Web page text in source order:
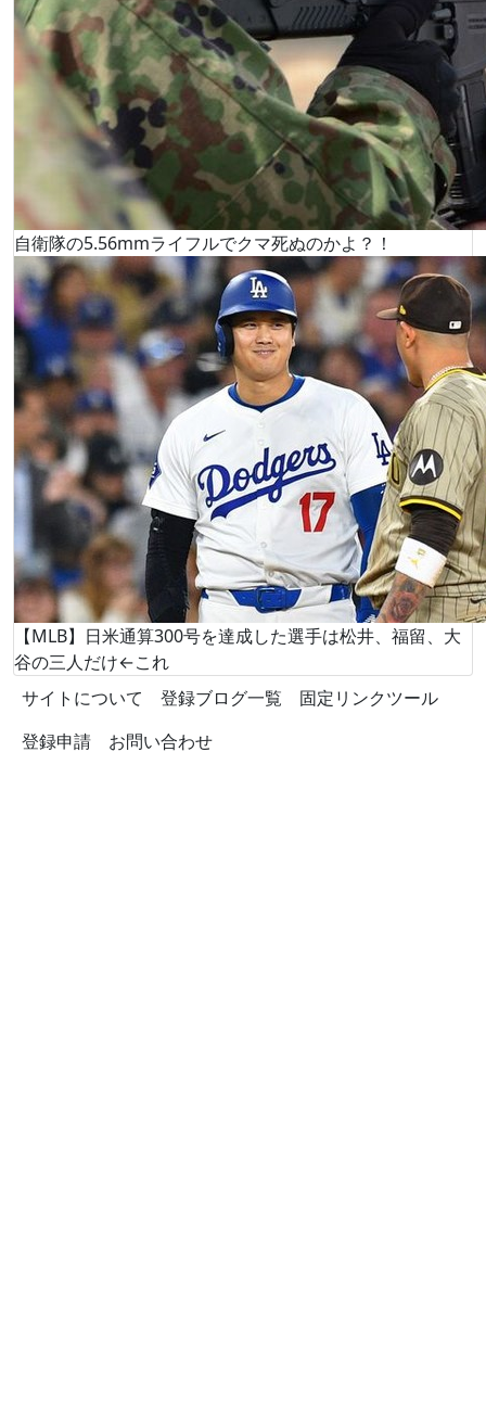
自衛隊の5.56mmライフルでクマ死ぬのかよ？！
【MLB】日米通算300号を達成した選手は松井、福留、大
谷の三人だけ←これ
サイトについて
登録ブログ一覧
固定リンクツール
登録申請
お問い合わせ